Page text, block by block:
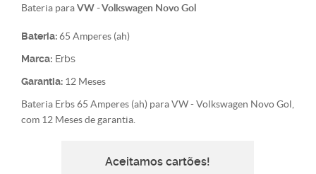
Bateria paraVW - Volkswagen Novo Gol
Bateria:65 Amperes (ah)
Marca: Erbs
Garantia: 12 Meses
Bateria Erbs 65 Amperes (ah) para VW - Volkswagen Novo Gol,
com 12 Meses de garantia.
Aceitamos cartões!